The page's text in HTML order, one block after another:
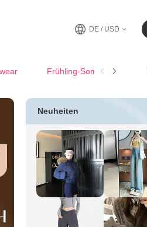
DE / USD
Frühling-SommerCasual
Neuheiten